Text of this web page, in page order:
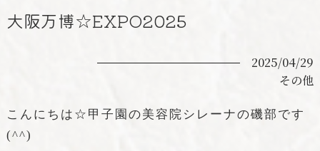
大阪万博☆EXPO2025
2025/04/29
その他
こんにちは☆甲子園の美容院シレーナの磯部です
(^^)